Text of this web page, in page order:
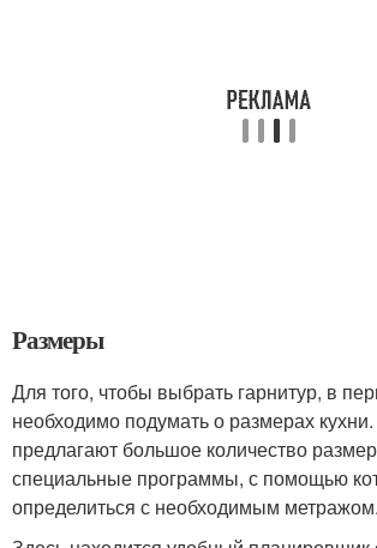
Размеры
Для того, чтобы выбрать гарнитур, в
необходимо подумать о размерах
предлагают большое количество
специальные программы, с помощью
определиться с необходимым метражом.